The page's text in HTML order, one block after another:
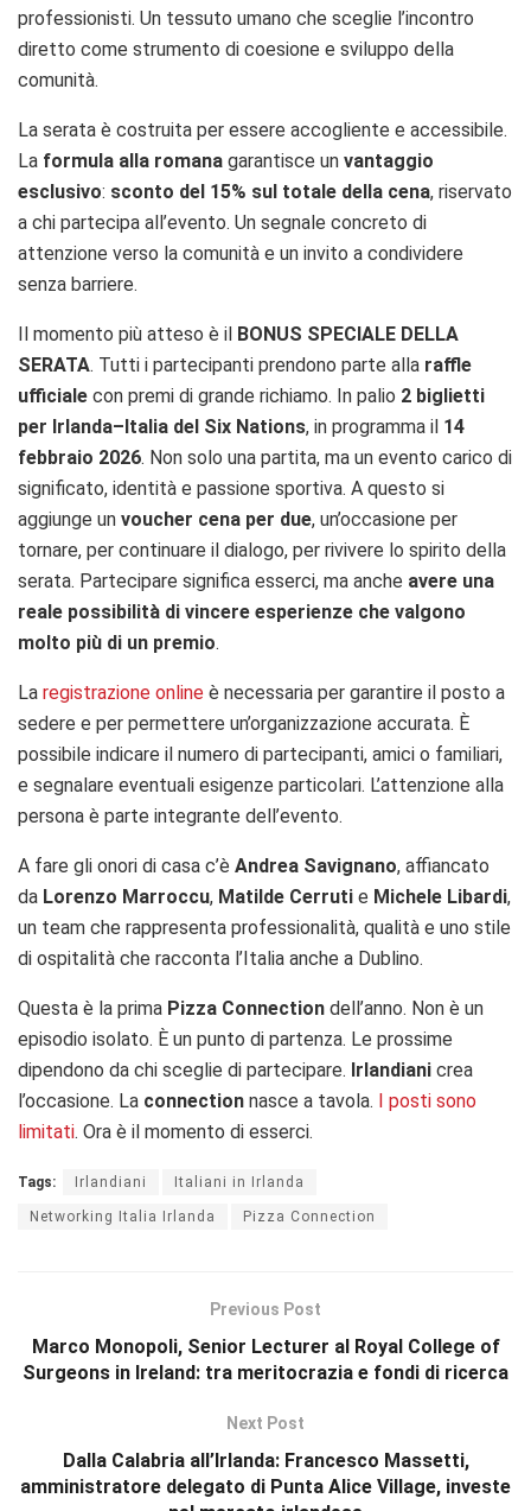
professionisti. Un tessuto umano che sceglie l’incontro
diretto come strumento di coesione e sviluppo della
comunità.
La serata è costruita per essere accogliente e accessibile.
La formula alla romana garantisce un vantaggio
esclusivo: sconto del 15% sul totale della cena, riservato
a chi partecipa all’evento. Un segnale concreto di
attenzione verso la comunità e un invito a condividere
senza barriere.
Il momento più atteso è il BONUS SPECIALE DELLA
SERATA. Tutti i partecipanti prendono parte alla raffle
ufficiale con premi di grande richiamo. In palio 2 biglietti
per Irlanda–Italia del Six Nations, in programma il 14
febbraio 2026. Non solo una partita, ma un evento carico di
significato, identità e passione sportiva. A questo si
aggiunge un voucher cena per due, un’occasione per
tornare, per continuare il dialogo, per rivivere lo spirito della
serata. Partecipare significa esserci, ma anche avere una
reale possibilità di vincere esperienze che valgono
molto più di un premio.
La registrazione online è necessaria per garantire il posto a
sedere e per permettere un’organizzazione accurata. È
possibile indicare il numero di partecipanti, amici o familiari,
e segnalare eventuali esigenze particolari. L’attenzione alla
persona è parte integrante dell’evento.
A fare gli onori di casa c’è Andrea Savignano, affiancato
da Lorenzo Marroccu, Matilde Cerruti e Michele Libardi,
un team che rappresenta professionalità, qualità e uno stile
di ospitalità che racconta l’Italia anche a Dublino.
Questa è la prima Pizza Connection dell’anno. Non è un
episodio isolato. È un punto di partenza. Le prossime
dipendono da chi sceglie di partecipare. Irlandiani crea
l’occasione. La connection nasce a tavola. I posti sono
limitati. Ora è il momento di esserci.
Tags: Irlandiani Italiani in Irlanda
Networking Italia Irlanda Pizza Connection
Previous Post
Marco Monopoli, Senior Lecturer al Royal College of
Surgeons in Ireland: tra meritocrazia e fondi di ricerca
Next Post
Dalla Calabria all’Irlanda: Francesco Massetti,
amministratore delegato di Punta Alice Village, investe